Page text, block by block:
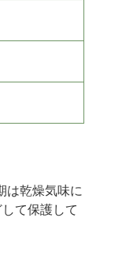
は乾燥気味に
て保護して